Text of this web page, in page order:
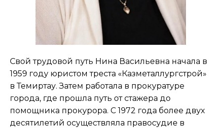
Свой трудовой путь Нина Васильевна начала в
1959 году юристом треста «Казметаллургстрой»
в Темиртау. Затем работала в прокуратуре
города, где прошла путь от стажера до
помощника прокурора. С 1972 года более двух
десятилетий осуществляла правосудие в